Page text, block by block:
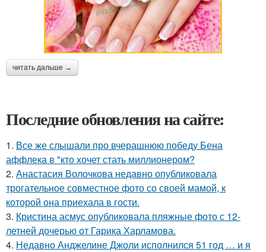
читать дальше →
Последние обновления на сайте:
1. Все же слышали про вчерашнюю победу Бена
аффлека в "кто хочет стать миллионером?
2. Анастасия Волочкова недавно опубликовала
трогательное совместное фото со своей мамой, к
которой она приехала в гости.
3. Кристина асмус опубликовала пляжные фото с 12-
летней дочерью от Гарика Харламова.
4. Недавно Анджелине Джоли исполнился 51 год … и я